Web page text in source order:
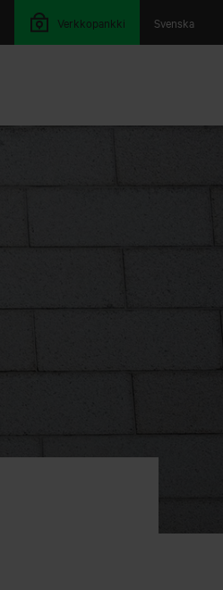
Svenska
Verkkopankki